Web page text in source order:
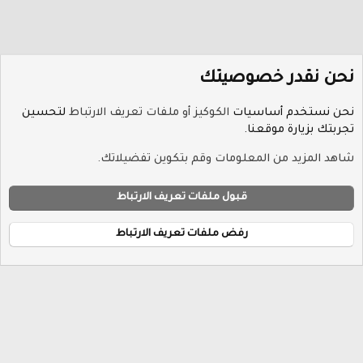
سياسة الخصوصية
الرئيسية
S
®
نحن نقدر خصوصيتك
نحن نستخدم أساسيات الكوكيز أو ملفات تعريف الارتباط لتحسين
تجربتك بزيارة موقعنا.
شاهد المزيد من المعلومات وقم بتكوين تفضيلاتك.
قبول ملفات تعريف الارتباط
رفض ملفات تعريف الارتباط